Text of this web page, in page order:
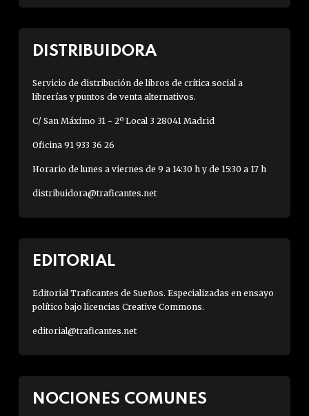
DISTRIBUIDORA
Servicio de distribución de libros de crítica social a
librerías y puntos de venta alternativos.
C/ San Máximo 31 - 2º Local 3 28041 Madrid
Oficina 91 933 36 26
Horario de lunes a viernes de 9 a 14:30 h y de 15:30 a 17 h
distribuidora@traficantes.net
EDITORIAL
Editorial Traficantes de Sueños. Especializadas en ensayo
político bajo licencias Creative Commons.
editorial@traficantes.net
NOCIONES COMUNES